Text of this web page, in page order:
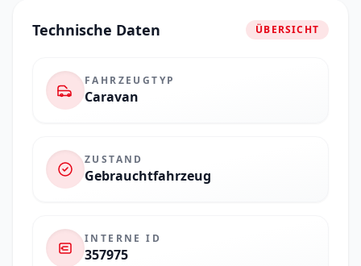
Technische Daten ÜBERSICHT
FAHRZEUGTYP
Caravan
ZUSTAND
Gebrauchtfahrzeug
INTERNE ID
357975